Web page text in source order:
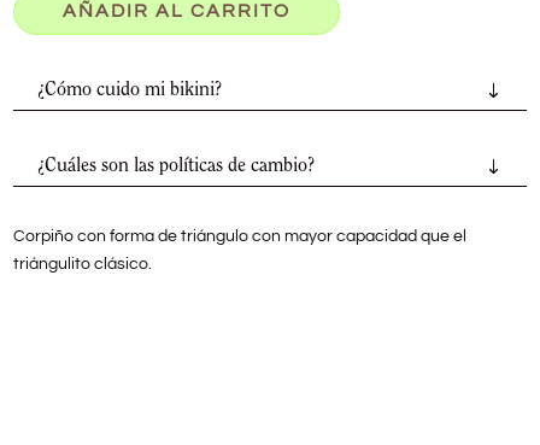
AÑADIR AL CARRITO
¿Cómo cuido mi bikini?
¿Cuáles son las políticas de cambio?
Corpiño con forma de triángulo con mayor capacidad que el
triángulito clásico.